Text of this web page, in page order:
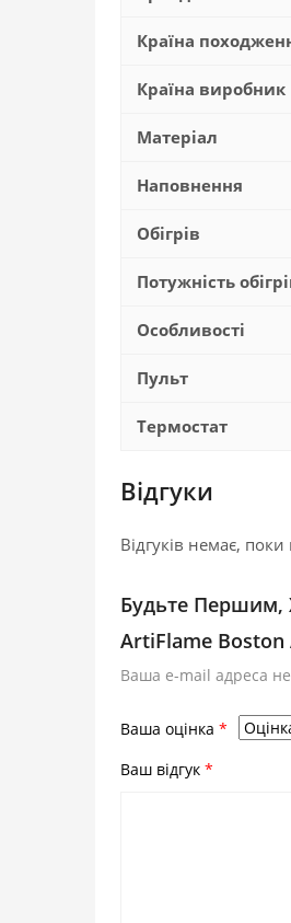
Країна
Країна виробник
Матеріал
Наповнення
Обігрів
Потужність
Особливості
Пульт
Термостат
Відгуки
Відгуків немає,
Будьте Першим,
ArtiFlame Boston
Ваша e-mail адреса
Ваша оцінка *
Ваш відгук *